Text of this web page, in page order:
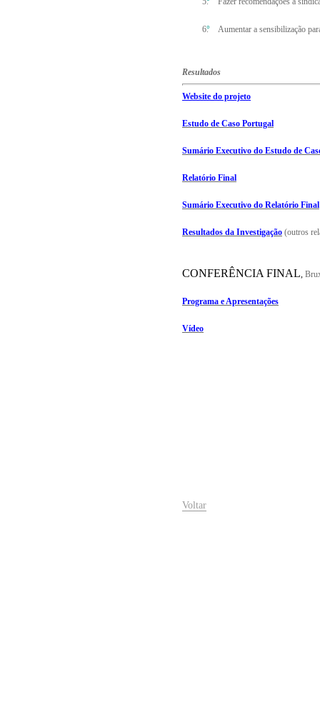
Aumentar a sensibilização
Resultados
Website do projeto
Estudo de Caso Portugal
Sumário Executivo do Estudo de
Relatório Final
Sumário Executivo do Relatório Final
Resultados da Investigação (outros
CONFERÊNCIA FINAL,
Programa e Apresentações
Vídeo
Voltar